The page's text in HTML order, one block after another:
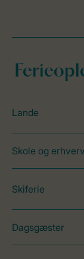
Lande
Skole og erhverv
Skiferie
Dagsgæster